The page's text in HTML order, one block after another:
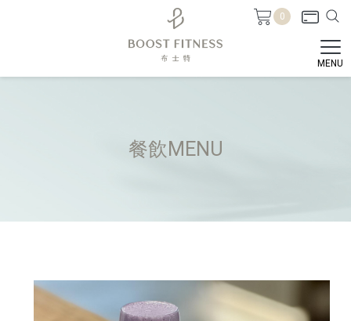
0
餐飲MENU